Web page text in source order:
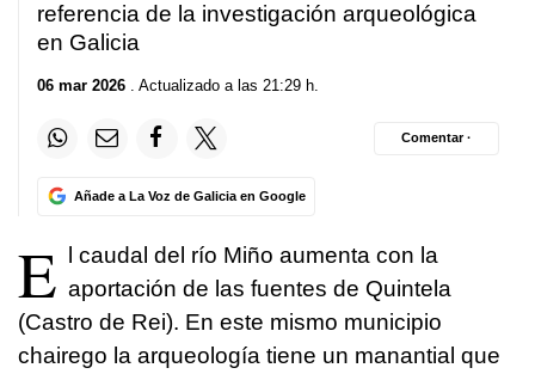
referencia de la investigación arqueológica
en Galicia
06 mar 2026 . Actualizado a las 21:29 h.
Añade a La Voz de Galicia en Google
Comentar ·
E l caudal del río Miño aumenta con la
aportación de las fuentes de Quintela
(Castro de Rei). En este mismo municipio
chairego la arqueología tiene un manantial que